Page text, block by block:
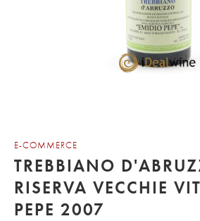
E-COMMERCE
TREBBIANO
RISERVA VECCHIE
PEPE 2007